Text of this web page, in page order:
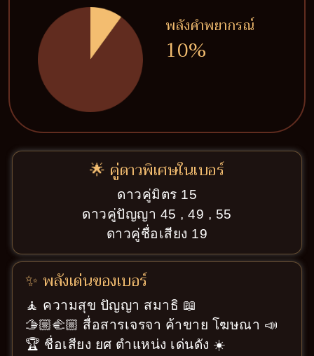
พลังคำพยากรณ์
10%
🌟 คู่ดาวพิเศษในเบอร์
ดาวคู่มิตร 15
ดาวคู่ปัญญา 45 , 49 , 55
ดาวคู่ชื่อเสียง 19
✨ พลังเด่นของเบอร์
🧘 ความสุข ปัญญา สมาธิ 📖
🫱🏼‍🫲🏼 สื่อสารเจรจา ค้าขาย โฆษณา 📣
🏆 ชื่อเสียง ยศ ตำแหน่ง เด่นดัง ☀️